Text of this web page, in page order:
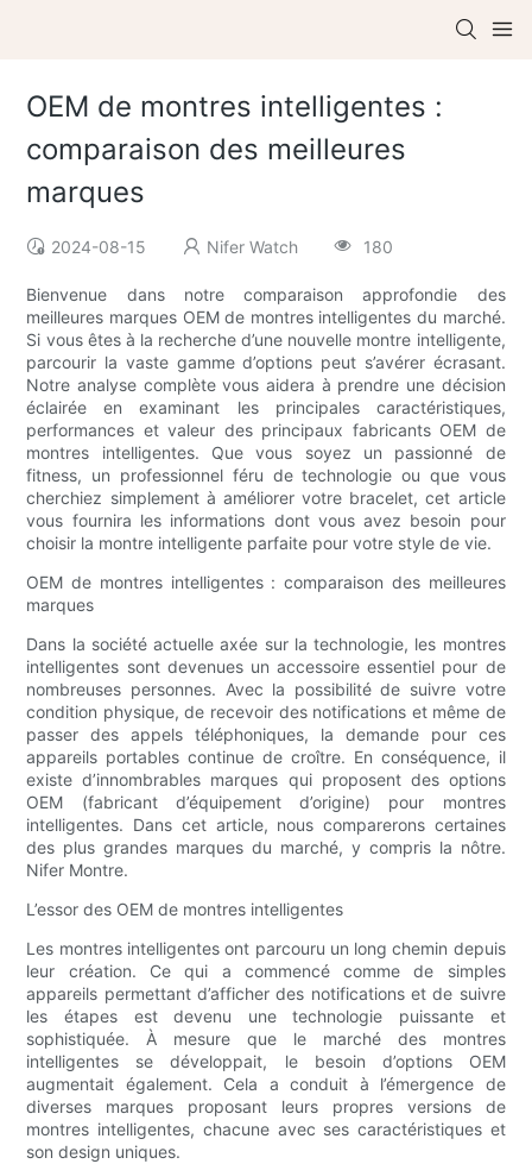
OEM de montres intelligentes :
comparaison des meilleures
marques
2024-08-15 Nifer Watch 180
Bienvenue dans notre comparaison approfondie des
meilleures marques OEM de montres intelligentes du marché.
Si vous êtes à la recherche d’une nouvelle montre intelligente,
parcourir la vaste gamme d’options peut s’avérer écrasant.
Notre analyse complète vous aidera à prendre une décision
éclairée en examinant les principales caractéristiques,
performances et valeur des principaux fabricants OEM de
montres intelligentes. Que vous soyez un passionné de
fitness, un professionnel féru de technologie ou que vous
cherchiez simplement à améliorer votre bracelet, cet article
vous fournira les informations dont vous avez besoin pour
choisir la montre intelligente parfaite pour votre style de vie.
OEM de montres intelligentes : comparaison des meilleures
marques
Dans la société actuelle axée sur la technologie, les montres
intelligentes sont devenues un accessoire essentiel pour de
nombreuses personnes. Avec la possibilité de suivre votre
condition physique, de recevoir des notifications et même de
passer des appels téléphoniques, la demande pour ces
appareils portables continue de croître. En conséquence, il
existe d’innombrables marques qui proposent des options
OEM (fabricant d’équipement d’origine) pour montres
intelligentes. Dans cet article, nous comparerons certaines
des plus grandes marques du marché, y compris la nôtre.
Nifer Montre.
L’essor des OEM de montres intelligentes
Les montres intelligentes ont parcouru un long chemin depuis
leur création. Ce qui a commencé comme de simples
appareils permettant d’afficher des notifications et de suivre
les étapes est devenu une technologie puissante et
sophistiquée. À mesure que le marché des montres
intelligentes se développait, le besoin d’options OEM
augmentait également. Cela a conduit à l’émergence de
diverses marques proposant leurs propres versions de
montres intelligentes, chacune avec ses caractéristiques et
son design uniques.